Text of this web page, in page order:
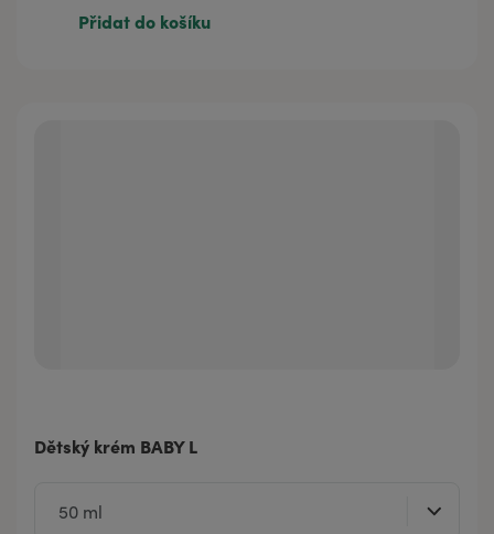
Přidat do košíku
Dětský krém BABY L